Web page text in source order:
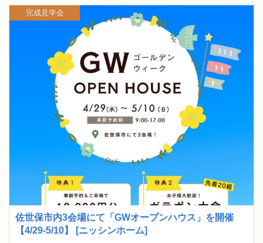
佐世保市内3会場にて「GWオープンハウス」を開催
【4/29-5/10】 [ニッシンホーム]
完成見学会